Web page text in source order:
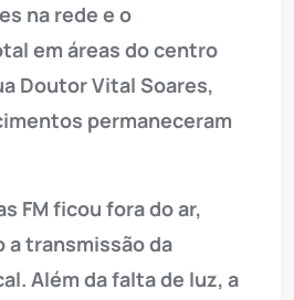
na rede e o
em áreas do centro
Doutor Vital Soares,
permaneceram
FM ficou fora do ar,
transmissão da
Além da falta de luz, a